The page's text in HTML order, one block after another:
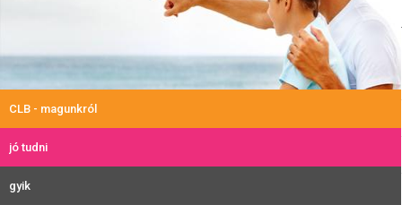
CLB - magunkról
jó tudni
gyik